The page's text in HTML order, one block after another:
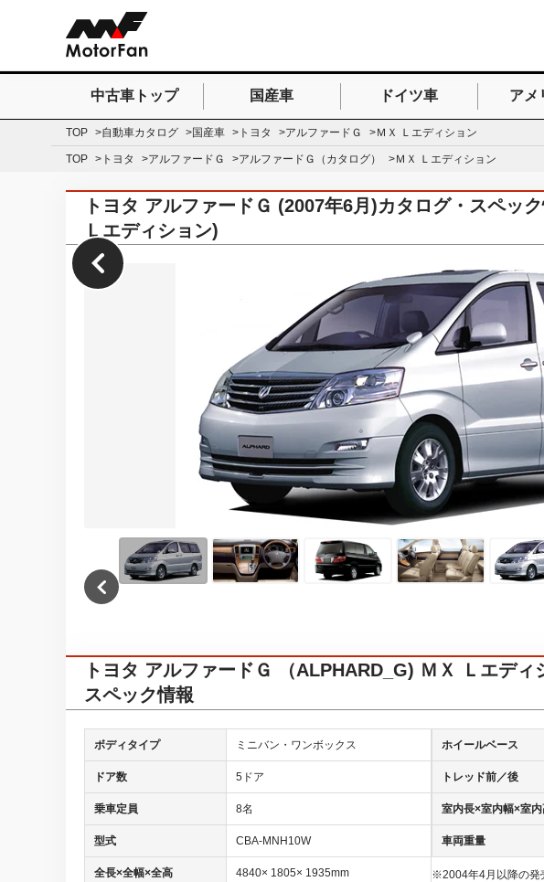
検索したいキーワードを入力
中古車トップ 国産車 ドイツ車 アメ
TOP 自動車カタログ 国産車 トヨタ アルファードＧ ＭＸ Ｌエディション
TOP トヨタ アルファードＧ アルファードＧ（カタログ） ＭＸ Ｌエディション
トヨタ アルファードＧ (2007年6月)カタログ・スペッ
Ｌエディション)
トヨタ アルファードＧ （ALPHARD_G) ＭＸ Ｌエディ
スペック情報
ボディタイプ ミニバン・ワンボックス
ドア数 5ドア
乗車定員 8名
型式 CBA-MNH10W
全長×全幅×全高 4840× 1805× 1935mm
ホイールベース
トレッド前／後
室内長×室内幅×室
車両重量
※2004年4月以降の発